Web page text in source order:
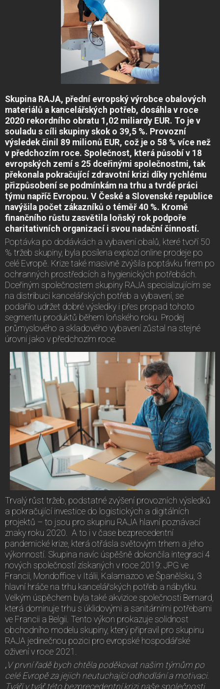
Skupina RAJA, přední evropský výrobce obalových
materiálů a kancelářských potřeb, dosáhla v roce
2020 rekordního obratu 1,02 miliardy EUR. To je v
souladu s cíli skupiny skok o 39,5 %. Provozní
výsledek činil 89 milionů EUR, což je o 58 % více než
v předchozím roce. Společnost, která působí v 18
evropských zemí s 25 dceřinými společnostmi, tak
překonala pokračující zdravotní krizi díky rychlému
přizpůsobení se podmínkám na trhu a tvrdé práci
týmu napříč Evropou. V České a Slovenské republice
navýšila počet zákazníků o téměř 40 %. Kromě
finančního růstu zasvětila loňský rok podpoře
charitativních organizací i svou nadační činností.
Poptávka po dodávkách a vybavení obalů, které tvoří 50
% tržeb skupiny, byla posílena explozí online prodeje po
celé Evropě. Krize také masivně zvýšila poptávku firem po
ochranných prostředcích a hygienických potřebách.
Dceřiným společnostem skupiny RAJA specializujícím se
na distribuci kancelářských potřeb a vybavení, se
podařilo udržet dobré výsledky i přes propad tohoto
segmentu produktů během loňského roku. Prodej
průmyslového a skladového vybavení zůstal na stejné
úrovni jako v předchozím roce.
Trvalý růst tržeb, podstatné zvýšení provozních výsledků
a pokračující investice do logistických a digitálních
projektů – to jsou pro skupinu RAJA hlavní poznávací
znaky roku 2020. A to i v čase bezprecedentní
pandemické krize, která otřásla světovým trhem a jeho
výkonností. Skupina navíc úspěšně dokončila integraci 4
nových společností získaných v roce 2019: JPG ve
Francii, Mondoffice v Itálii, Kalamazoo ve Španělsku, 3
hlavní hráče na trhu kancelářských potřeb a nábytku.
Velkým úspěchem byla také akvizice společnosti Bernard,
která dominuje trhu s úklidovými a sanitárními potřebami
ve Francii a Belgii. Tento výkon prokazuje solidnost
obchodního modelu skupiny, který připravil pro skupinu
RAJA jedinečnou pozici pro evropské hospodářské
oživení v roce 2021.
„ V první řadě bych chtěla poděkovat našim týmům po
celé Evropě za jejich neutuchající odhodlání a motivaci.
Tváří v tvář této bezprecedentní krizi naše společnosti